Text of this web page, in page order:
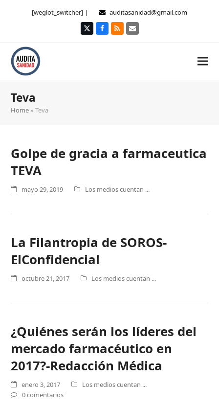
[weglot_switcher] | auditasanidad@gmail.com
TwitterFacebook
RSS Correo
Teva
Home »Teva
Golpe de gracia a farmaceutica
TEVA
mayo 29, 2019 Los medios cuentan ...
La Filantropia de SOROS-
ElConfidencial
octubre 21, 2017 Los medios cuentan ...
¿Quiénes serán los líderes del
mercado farmacéutico en
2017?-Redacción Médica
enero 3, 2017
Los medios cuentan ...
0 comentarios